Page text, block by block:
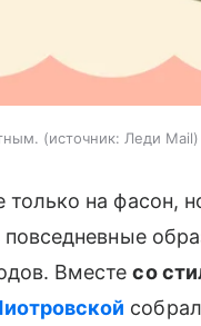
источник: Леди Mail
на фасон,
Вместесо